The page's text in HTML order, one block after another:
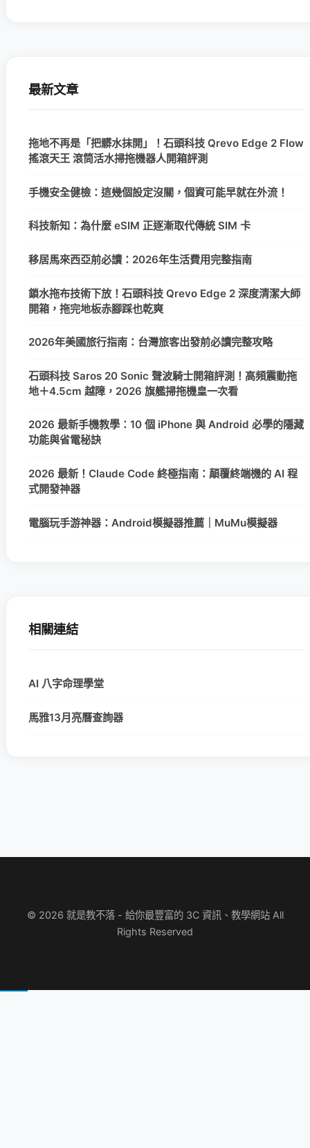
最新文章
拖地不再是「把髒水抹開」！石頭科技 Qrevo Edge 2 Flow
搖滾天王 滾筒活水掃拖機器人開箱評測
手機安全健檢：這幾個設定沒關，個資可能早就在外流！
科技新知：為什麼 eSIM 正逐漸取代傳統 SIM 卡
移居馬來西亞前必讀：2026年生活費用完整指南
鎖水拖布技術下放！石頭科技 Qrevo Edge 2 深度清潔大師
開箱，拖完地板赤腳踩也乾爽
2026年美國旅行指南：台灣旅客出發前必讀完整攻略
石頭科技 Saros 20 Sonic 聲波騎士開箱評測！高頻震動拖
地＋4.5cm 越障，2026 旗艦掃拖機皇一次看
2026 最新手機教學：10 個 iPhone 與 Android 必學的隱藏
功能與省電秘訣
2026 最新！Claude Code 終極指南：顛覆終端機的 AI 程
式開發神器
電腦玩手游神器：Android模擬器推薦｜MuMu模擬器
相關連結
AI 八字命理學堂
馬雅13月亮曆查詢器
© 2026 就是教不落 - 給你最豐富的 3C 資訊、教學網站 All
Rights Reserved